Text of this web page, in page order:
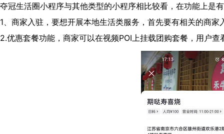
夺冠生活圈小程序与其他类型的小程序相比较看，在功能上是
1、商家入驻，要想开展本地生活类服务，首先要有相关的商
2.优惠套餐功能，商家可以在视频POI上挂载团购套餐，用户